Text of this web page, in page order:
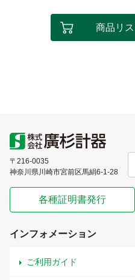
商品リ
〒216-0035
神奈川県川崎市宮前区馬絹6-1-28
各種証明書発行
インフォメーション
ご利用ガイド